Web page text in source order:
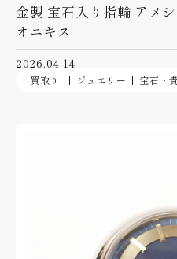
金製 宝石入り指輪 アメ
オニキス
2026.04.14
買取り ジュエリー 宝石・